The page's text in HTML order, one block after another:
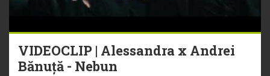
VIDEOCLIP | Alessandra x Andrei
Bănuță - Nebun